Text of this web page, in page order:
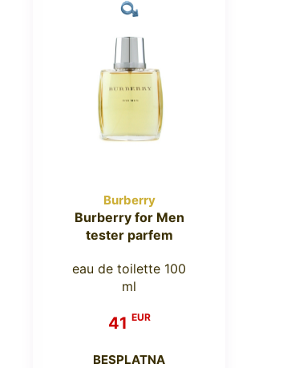
Burberry
Burberry for Men
tester parfem
eau de toilette 100
ml
41 EUR
BESPLATNA